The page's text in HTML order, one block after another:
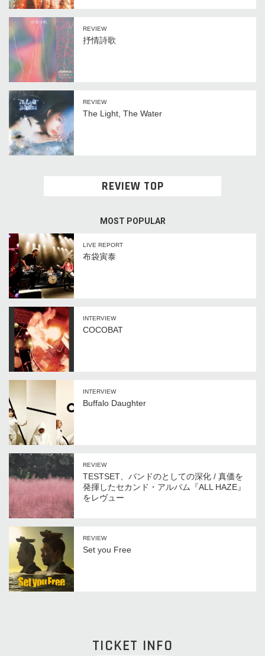
REVIEW
抒情詩歌
REVIEW
The Light, The Water
REVIEW TOP
MOST POPULAR
LIVE REPORT
布袋寅泰
INTERVIEW
COCOBAT
INTERVIEW
Buffalo Daughter
REVIEW
TESTSET、バンドのとしての深化 / 真価を
発揮したセカンド・アルバム『ALL HAZE』
をレヴュー
REVIEW
Set you Free
TICKET INFO